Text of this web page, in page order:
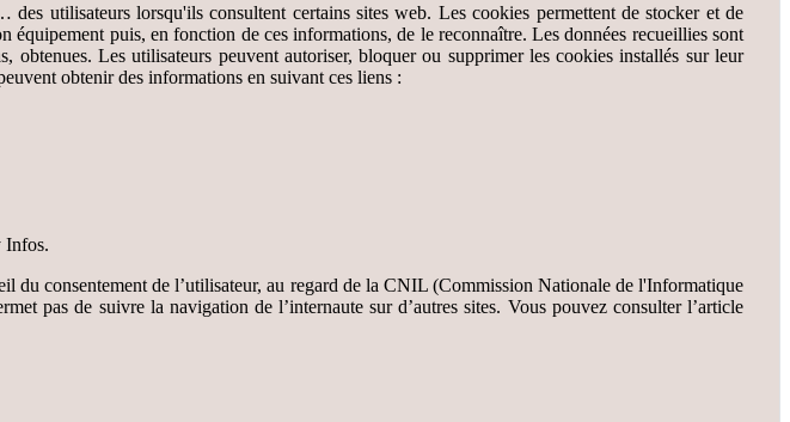
utilisateurs lorsqu'ils consultent certains sites web. Les cookies permettent de stocker et de
équipement puis, en fonction de ces informations, de le reconnaître. Les données recueillies sont
Les utilisateurs peuvent autoriser, bloquer ou supprimer les cookies installés sur leur
obtenir des informations en suivant ces liens :
Infos.
du consentement de l’utilisateur, au regard de la CNIL (Commission Nationale de l'Informatique
pas de suivre la navigation de l’internaute sur d’autres sites. Vous pouvez consulter l’article